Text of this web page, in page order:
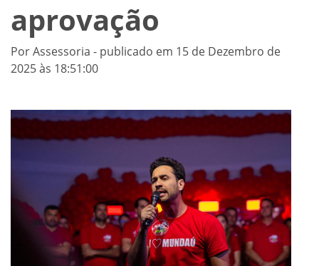
aprovação
Por Assessoria - publicado em 15 de Dezembro de
2025 às 18:51:00